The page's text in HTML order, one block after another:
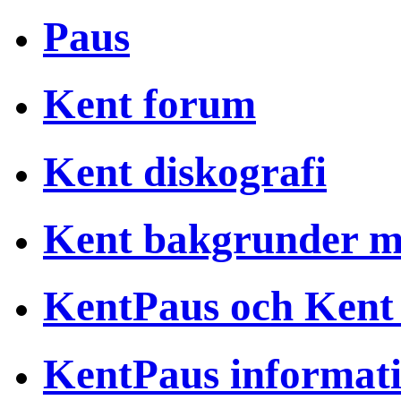
Paus
Kent forum
Kent diskografi
Kent bakgrunder
KentPaus och Kent
KentPaus